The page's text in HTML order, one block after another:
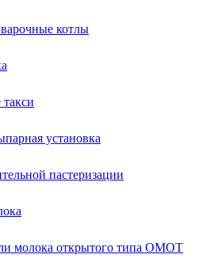
котлы
установка
пастеризации
молока открытого типа ОМОТ